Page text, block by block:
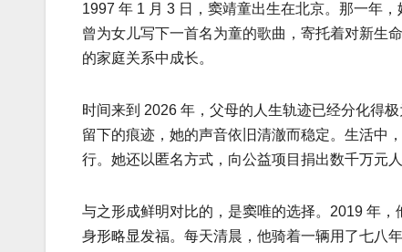
1997 年 1 月 3 日，窦靖童出生在北京。那一年
曾为女儿写下一首名为童的歌曲，寄托着对新生
的家庭关系中成长。
时间来到 2026 年，父母的人生轨迹已经分化得
留下的痕迹，她的声音依旧清澈而稳定。生活中
行。她还以匿名方式，向公益项目捐出数千万元
与之形成鲜明对比的，是窦唯的选择。2019 年
身形略显发福。每天清晨，他骑着一辆用了七八